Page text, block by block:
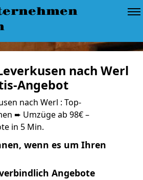
nach Werl
Angebot
nach Werl : Top-
➨ Umzüge ab 98€ –
in 5 Min.
wenn es um Ihren
Angebote